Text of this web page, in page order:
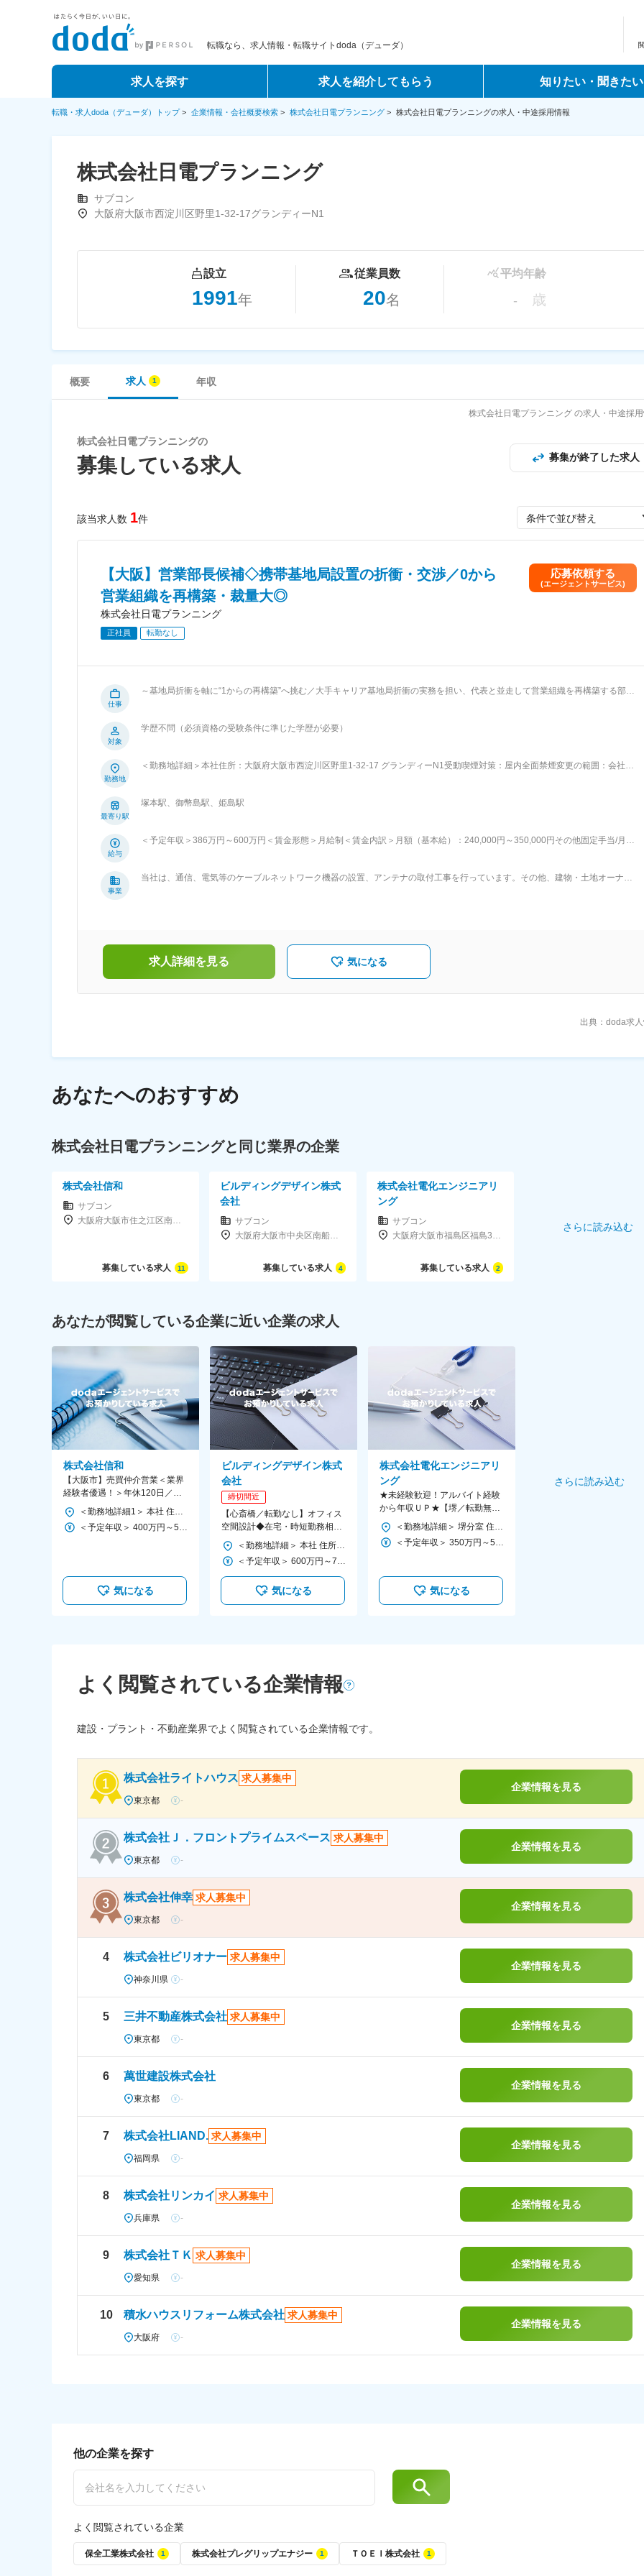
転職なら、求人情報・転職サイトdoda（デューダ）
求人を探す 求人を紹介してもらう 知りたい・聞きたい
転職・求人doda（デューダ）トップ> 企業情報・会社概要検索 > 株式会社日電プランニング > 株式会社日電プランニングの求人・中途採用情報
株式会社日電プランニング
サブコン
大阪府大阪市西淀川区野里1-32-17グランディーN1
設立
1991年
従業員数
20名
平均年齢
- 歳
概要 求人 年収
株式会社日電プランニング の求人・中途採
株式会社日電プランニングの
募集している求人 募集が終了した求人
該当求人数 1件 条件で並び替え
【大阪】営業部長候補◇携帯基地局設置の折衝・交渉／0から
営業組織を再構築・裁量大◎
株式会社日電プランニング
応募依頼する
(エージェントサービス)
正社員 転勤なし
仕事
～基地局折衝を軸に“1からの再構築”へ挑む／大手キャリア基地局折衝の実務を担い、代表と並走して営業組織を再構築する部長
業戦略や体制づくりを主導いただける方を求めています。 ■業務内容： 当社は通信・電気関連のケーブルネットワーク機器の設
相談対応 ・営業支援業務 ・電話対応、電話勧誘 ■仕事内容・働き方の魅力 ◎大手キャリアの携帯電話基地局に関する折衝・交渉
やすい環境です ◎現場に関わりつつ、将来的には全体を見渡すマネジメント領域にも挑戦できるキャリアパスあり ■ポジショ
仕事が可能 ◎未経験者も、「営業折衝」「現場対応の素養」「立ち上げフェーズを楽しめる姿勢」があれば経験よりも、ポテン
プが可能です 変更の範囲：会社の定める業務
対象
学歴不問（必須資格の受験条件に準じた学歴が必要）
勤務地
＜勤務地詳細＞本社住所：大阪府大阪市西淀川区野里1-32-17 グランディーN1受動喫煙対策：屋内全面禁煙変更の範囲：会社の
最寄り駅
塚本駅、御幣島駅、姫島駅
給与
＜予定年収＞386万円～600万円＜賃金形態＞月給制＜賃金内訳＞月額（基本給）：240,000円～350,000円その他固定手当/月：
事業
当社は、通信、電気等のケーブルネットワーク機器の設置、アンテナの取付工事を行っています。その他、建物・土地オーナー
求人詳細を見る 気になる
出典：doda求
あなたへのおすすめ
株式会社日電プランニングと同じ業界の企業
株式会社信和
サブコン
大阪府大阪市住之江区南港東3-3-76
募集している求人 11
ビルディングデザイン株式
会社
サブコン
大阪府大阪市中央区南船場4-11-19心斎橋鉄田ビル2F
募集している求人 4
株式会社電化エンジニアリ
ング
サブコン
大阪府大阪市福島区福島3-10-10ロイヤル梅田ウエスト203
募集している求人 2
さらに読み込む
あなたが閲覧している企業に近い企業の求人
株式会社信和
【大阪市】売買仲介営業＜業界
経験者優遇！＞年休120日／残
業ほぼ無／ノルマ無／創業60年
以上の安定感
＜勤務地詳細1＞ 本社 住所：大阪府大阪市住之江区南港東3-3-76 勤務地最寄駅：大阪市営地下鉄ニュートラム線／フェリーターミナル駅 受動喫煙対策：屋内全面禁煙 ＜勤務地詳細2＞ ディアハウス帝塚山 住所：大阪府大阪市阿倍野区帝塚山1丁目6-17 勤務地最寄駅：阪堺電軌上町線／姫松駅 受動喫煙対策：屋内全面禁煙 ＜勤務地詳細3＞ 新支店（2023年5月頃～） 住所：大阪市住吉区万代3丁目2-1 勤務地最寄駅：南海高野線／帝塚山駅 受動喫煙対策：敷地内全面禁煙 変更の範囲：会社の定める事業所
＜予定年収＞ 400万円～500万円 ＜賃金形態＞ 月給制 補足事項なし ＜賃金内訳＞ 月額（基本給）：230,000円～270,000円 その他固定手当/月：40,000円～80,000円 ＜月給＞ 270,000円～350,000円 ＜昇給有無＞ 有 ＜残業手当＞ 有 ＜給与補足＞ ■昇給：能力・会社業績による ■賞与：年2回（能力・会社業績による）※過去実績2か月分 記載金額は選考を通じて上下する可能性があります。 月給(月額)は固定手当を含みます。
気になる
ビルディングデザイン株式
会社
締切間近
【心斎橋／転勤なし】オフィス
空間設計◆在宅・時短勤務相談
可／土日祝休みで働き方で子育
て応援♪
＜勤務地詳細＞ 本社 住所：大阪府大阪市中央区南船場4-11-19 心斎橋鉄田ビル2F 勤務地最寄駅：Osaka Metro四つ橋線／四ツ橋駅 受動喫煙対策：屋内全面禁煙
＜予定年収＞ 600万円～700万円 ＜賃金形態＞ 月給制 ＜賃金内訳＞ 月額（基本給）：250,000円～350,000円 固定残業手当/月：100,000円（固定残業時間40時間0分/月） 超過した時間外労働の残業手当は追加支給 ＜月給＞ 350,000円～450,000円（一律手当を含む） ＜昇給有無＞ 有 ＜残業手当＞ 有 ＜給与補足＞ ■賞与実績:年2回（7月・1月）※平均4か月 ■昇給：年1回 賃金はあくまでも目安の金額であり、選考を通じて上下する可能性があります。 月給(月額)は固定手当を含めた表記です。
気になる
株式会社電化エンジニアリ
ング
★未経験歓迎！アルバイト経験
から年収ＵＰ★【堺／転勤無】
電気工事の調整役◆経歴不問／
丁寧な教育体制
＜勤務地詳細＞ 堺分室 住所：大阪府堺市西区平岡町275番地16号 勤務地最寄駅：JR阪和線／津久野駅 受動喫煙対策：屋内全面禁煙 変更の範囲：無
＜予定年収＞ 350万円～500万円 ＜賃金形態＞ 月給制 ＜賃金内訳＞ 月額（基本給）：250,000円～350,000円 ＜月給＞ 250,000円～350,000円 ＜昇給有無＞ 有 ＜残業手当＞ 有 ＜給与補足＞ ・昇給年1回（6月） ・賞与年2回（8月・12月／2021年実績：2ヶ月分） 賃金はあくまでも目安の金額であり、選考を通じて上下する可能性があります。 月給(月額)は固定手当を含めた表記です。
気になる
さらに読み込む
よく閲覧されている企業情報
建設・プラント・不動産業界でよく閲覧されている企業情報です。
株式会社ライトハウス 求人募集中
東京都 -
企業情報を見る
株式会社Ｊ．フロントプライムスペース 求人募集中
東京都 -
企業情報を見る
株式会社伸幸 求人募集中
東京都 -
企業情報を見る
4 株式会社ビリオナー 求人募集中
神奈川県 -
企業情報を見る
5 三井不動産株式会社 求人募集中
東京都 -
企業情報を見る
6 萬世建設株式会社
東京都 -
企業情報を見る
7 株式会社LIAND. 求人募集中
福岡県 -
企業情報を見る
8 株式会社リンカイ 求人募集中
兵庫県 -
企業情報を見る
9 株式会社ＴＫ 求人募集中
愛知県 -
企業情報を見る
10 積水ハウスリフォーム株式会社 求人募集中
大阪府 -
企業情報を見る
他の企業を探す
よく閲覧されている企業
保全工業株式会社 株式会社プレグリップエナジー ＴＯＥＩ株式会社